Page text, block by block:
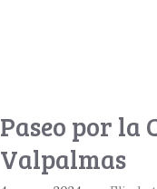
Paseo por la
Valpalmas